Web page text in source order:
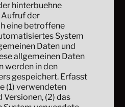
hinterbuehne
der
eine betroffene
System
Daten und
allgemeinen Daten
werden in den
gespeichert. Erfasst
(1) verwendeten
(2) das